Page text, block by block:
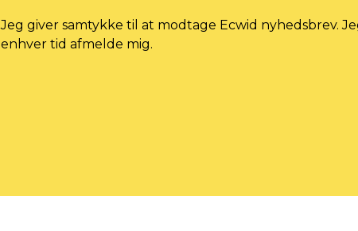
Jeg giver samtykke til at modtage Ecwid nyhedsbrev.
enhver tid afmelde mig.